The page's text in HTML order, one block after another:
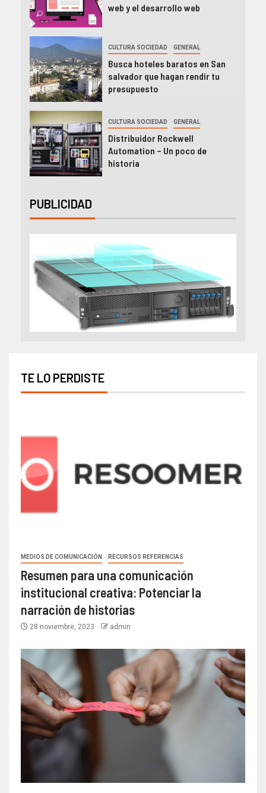
web y el desarrollo web
CULTURA SOCIEDAD GENERAL
Busca hoteles baratos en San
salvador que hagan rendir tu
presupuesto
CULTURA SOCIEDAD GENERAL
Distribuidor Rockwell
Automation – Un poco de
historia
PUBLICIDAD
TE LO PERDISTE
MEDIOS DE COMUNICACIÓN RECURSOS REFERENCIAS
Resumen para una comunicación
institucional creativa: Potenciar la
narración de historias
28 noviembre, 2023 admin